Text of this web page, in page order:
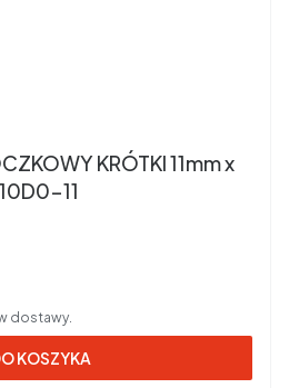
KRÓTKI 11mm x
11
dostawy.
KOSZYKA